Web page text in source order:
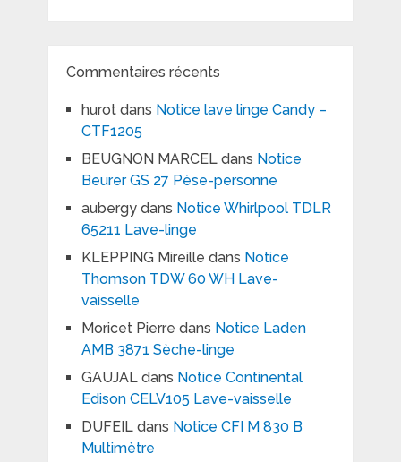
Commentaires récents
hurotdans Notice lave linge Candy –
CTF1205
BEUGNON MARCELdans Notice
Beurer GS 27 Pèse-personne
aubergydans Notice Whirlpool TDLR
65211 Lave-linge
KLEPPING Mireille dans Notice
Thomson TDW 60 WH Lave-
vaisselle
Moricet Pierre dans Notice Laden
AMB 3871 Sèche-linge
GAUJALdans Notice Continental
Edison CELV105 Lave-vaisselle
DUFEILdans Notice CFI M 830 B
Multimètre